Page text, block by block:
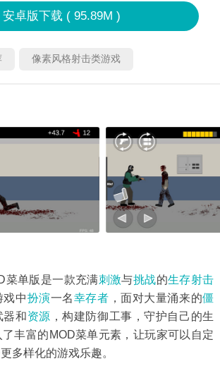
安卓版下载 ( 95.89M )
像素风格射击类游戏
菜单版是一款充满刺激与挑战的生存射击
戏中扮演一名幸存者 ，面对大量涌来的僵
器和资源 ，构建防御工事，守护自己的生
丰富的MOD菜单元素，让玩家可以自定
多样化的游戏乐趣。